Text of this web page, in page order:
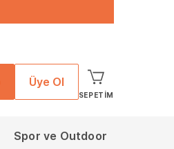
Üye Ol
SEPETIM
Spor ve Outdoor